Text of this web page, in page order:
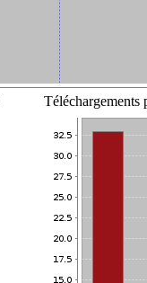
Téléchargements